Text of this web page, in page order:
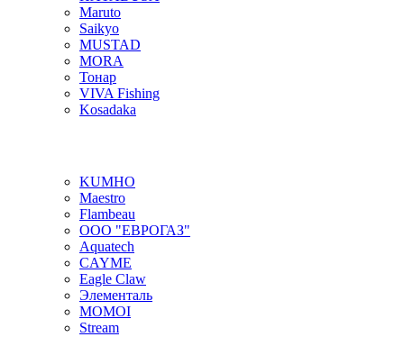
Maruto
Saikyo
MUSTAD
MORA
Тонар
VIVA Fishing
Kosadaka
KUMHO
Maestro
Flambeau
ООО "ЕВРОГАЗ"
Aquatech
CAYME
Eagle Claw
Элементаль
MOMOI
Stream